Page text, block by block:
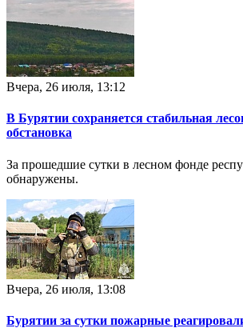
Вчера, 26 июля, 13:12
В Бурятии сохраняется стабильная
обстановка
За прошедшие сутки в лесном фонде
обнаружены.
Вчера, 26 июля, 13:08
Бурятии за сутки пожарные